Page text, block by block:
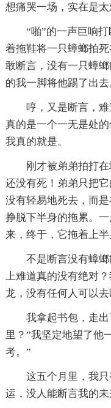
想痛哭一场，实在是
“啪”的一声巨响
着拖鞋将一只蟑螂拍
敢断言，没有一只蟑
的我一脚将他踢了出去
哼，又是断言，
真的是一个一无是处
我真的就是。
刚才被弟弟拍打
还没有死！弟弟只把
没有轻易地死去，而
挣脱下半身的拖累。
来，终于，它拖着上
不是断言没有蟑
上难道真的没有绝对
龙，没有任何人可以去
我拿起书包，走
里？”我坚定地望了他
考。”
这五个月里，我
运，没人能断言我的未